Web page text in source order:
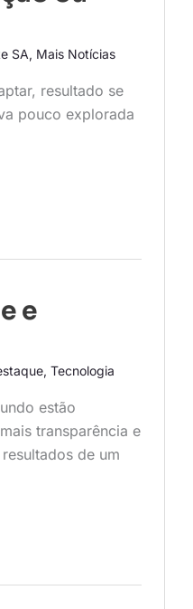
SA, Mais Notícias
resultado se
pouco explorada
e
, Tecnologia
estão
transparência e
de um